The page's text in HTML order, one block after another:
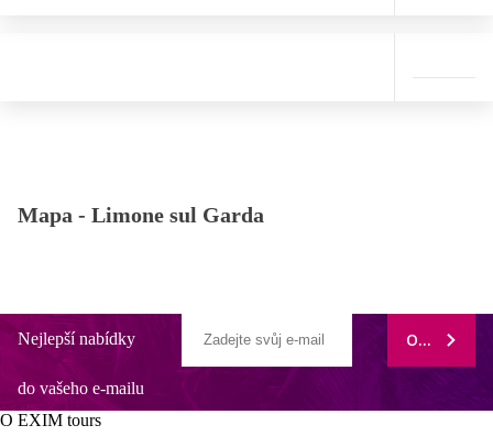
Mapa - Limone sul Garda
Nejlepší nabídky
do vašeho e-mailu
ODEBÍRAT
O EXIM tours